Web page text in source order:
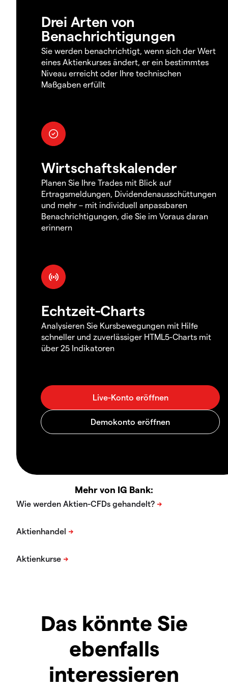
Drei Arten von
Benachrichtigungen
Sie werden benachrichtigt, wenn sich der Wert
eines Aktienkurses ändert, er ein bestimmtes
Niveau erreicht oder Ihre technischen
Maßgaben erfüllt
Wirtschaftskalender
Planen Sie Ihre Trades mit Blick auf
Ertragsmeldungen, Dividendenausschüttungen
und mehr – mit individuell anpassbaren
Benachrichtigungen, die Sie im Voraus daran
erinnern
Echtzeit-Charts
Analysieren Sie Kursbewegungen mit Hilfe
schneller und zuverlässiger HTML5-Charts mit
über 25 Indikatoren
Mehr von IG Bank:
Das könnte Sie
ebenfalls
interessieren